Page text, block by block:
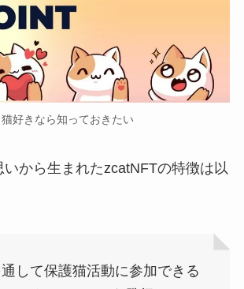
猫好きなら知っておきたい
から生まれたzcatNFTの特徴は以
して保護猫活動に参加できる